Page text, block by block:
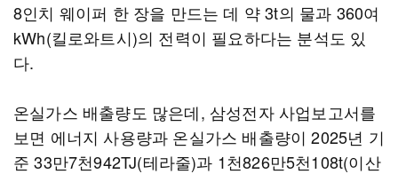
8인치 웨이퍼 한 장을 만드는 데 약 3t의 물과 360여
kWh(킬로와트시)의 전력이 필요하다는 분석도 있
다.
온실가스 배출량도 많은데, 삼성전자 사업보고서를
보면 에너지 사용량과 온실가스 배출량이 2025년 기
준 33만7천942TJ(테라줄)과 1천826만5천108t(이산